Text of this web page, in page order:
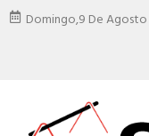
Domingo,9 De